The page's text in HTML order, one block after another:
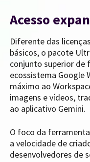
Acesso
Diferente das
básicos, o pacote
conjunto superior de
ecossistema Google
máximo ao
imagens e vídeos,
ao aplicativo Gemini.
O foco da
a velocidade de
desenvolvedores de